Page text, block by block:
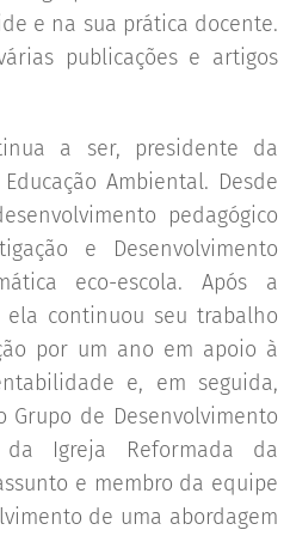
e na sua prática docente.
publicações e artigos
a ser, presidente da
Ambiental. Desde
pedagógico
e Desenvolvimento
eco-escola. Após a
continuou seu trabalho
por um ano em apoio à
e, em seguida,
de Desenvolvimento
da Igreja Reformada da
e membro da equipe
de uma abordagem